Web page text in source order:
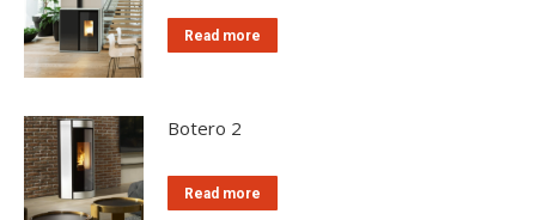
Read more
Botero 2
Read more